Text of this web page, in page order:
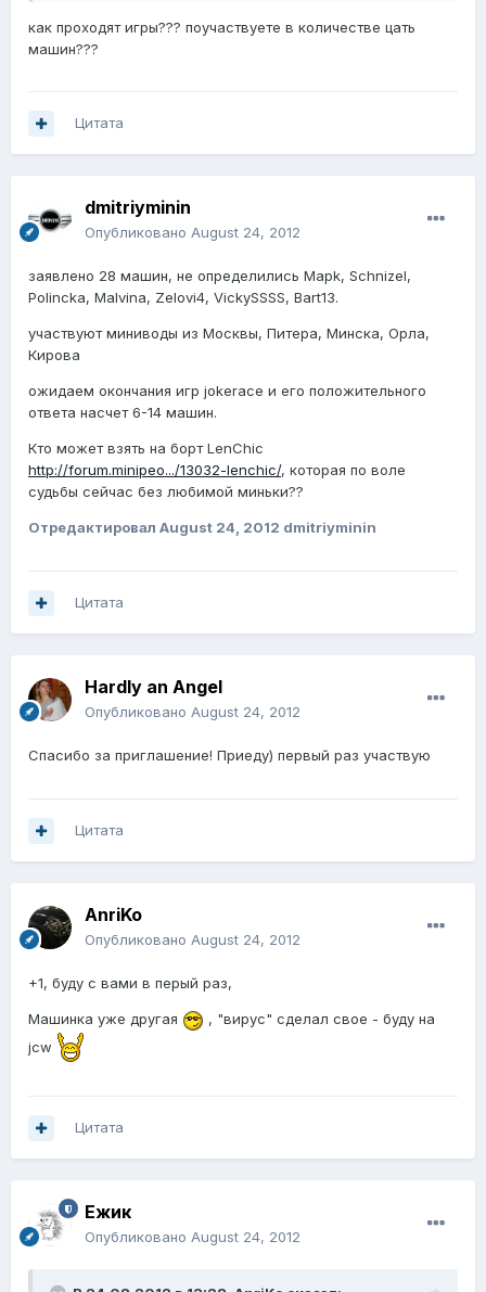
как проходят игры??? поучаствуете в количестве цать
машин???
Цитата
dmitriyminin
Опубликовано August 24, 2012
заявлено 28 машин, не определились Mapk, Schnizel,
Polincka, Malvina, Zelovi4, VickySSSS, Bart13.
участвуют миниводы из Москвы, Питера, Минска, Орла,
Кирова
ожидаем окончания игр jokerace и его положительного
ответа насчет 6-14 машин.
Кто может взять на борт LenChic
http://forum.minipeo.../13032-lenchic/, которая по воле
судьбы сейчас без любимой миньки??
Отредактировал August 24, 2012 dmitriyminin
Цитата
Hardly an Angel
Опубликовано August 24, 2012
Спасибо за приглашение! Приеду) первый раз участвую
Цитата
AnriKo
Опубликовано August 24, 2012
+1, буду с вами в перый раз,
Машинка уже другая
, "вирус" сделал свое - буду на
jcw
Цитата
Ежик
Опубликовано August 24, 2012